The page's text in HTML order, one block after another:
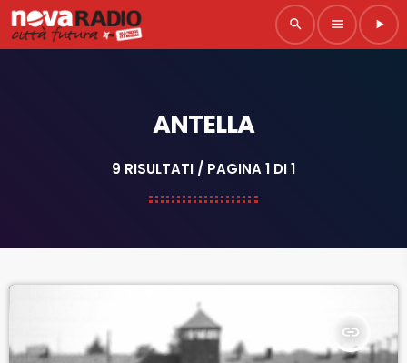
search menu play_arrow
ANTELLA
9 RISULTATI / PAGINA 1 DI 1
insert_link